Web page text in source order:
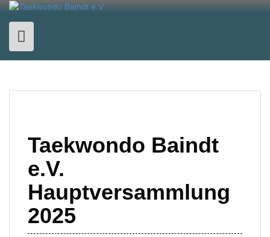
Skip
content
Taekwondo Baindt
e.V.
Hauptversammlung
2025